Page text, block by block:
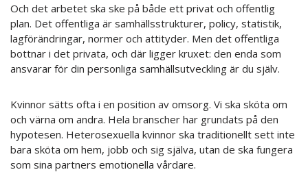
Och det arbetet ska ske på både ett privat och offentlig
plan. Det offentliga är samhällsstrukturer, policy, statistik,
lagförändringar, normer och attityder. Men det offentliga
bottnar i det privata, och där ligger kruxet: den enda som
ansvarar för din personliga samhällsutveckling är du själv.
Kvinnor sätts ofta i en position av omsorg. Vi ska sköta om
och värna om andra. Hela branscher har grundats på den
hypotesen. Heterosexuella kvinnor ska traditionellt sett inte
bara sköta om hem, jobb och sig själva, utan de ska fungera
som sina partners emotionella vårdare.